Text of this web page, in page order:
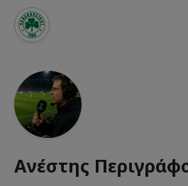
Ανέστης